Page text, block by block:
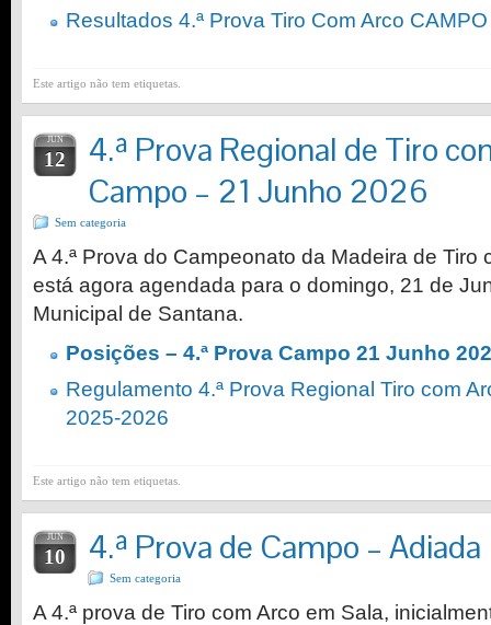
Resultados 4.ª Prova Tiro Com Arco
Este artigo não tem etiquetas.
JUN
12
4.ª Prova Regional de Tiro
Campo – 21 Junho 2026
Sem categoria
A 4.ª Prova do Campeonato da Madeira de Tiro
está agora agendada para o domingo, 21 de
Municipal de Santana.
Posições – 4.ª Prova Campo 21 Junho
Regulamento 4.ª Prova Regional Tiro com
2025-2026
Este artigo não tem etiquetas.
JUN
10 4.ª Prova de Campo – Adiada
Sem categoria
A 4.ª prova de Tiro com Arco em Sala,